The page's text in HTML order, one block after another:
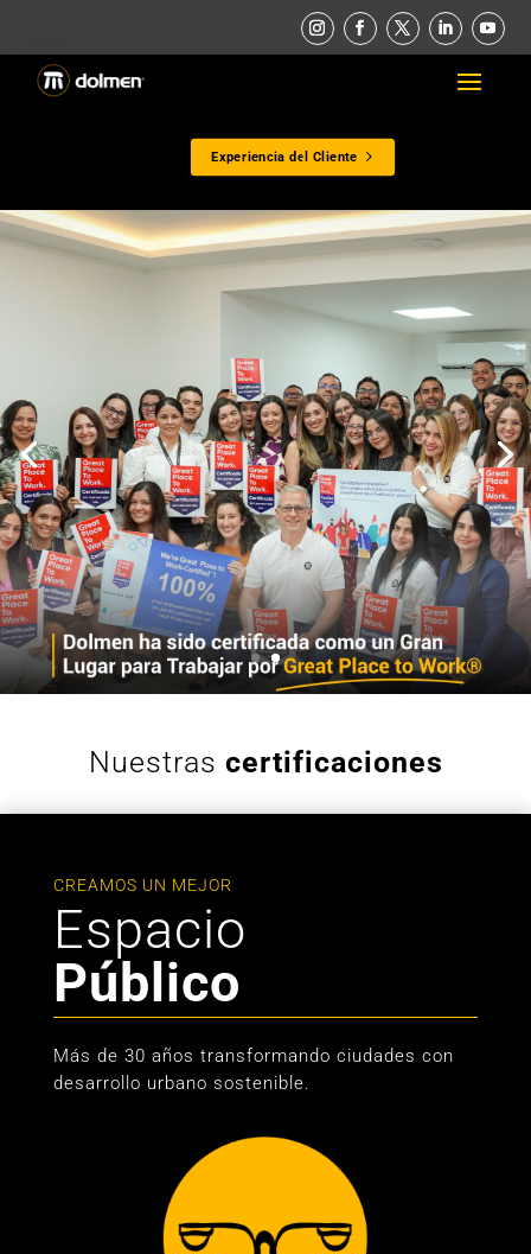
Experiencia del Cliente
Nuestras certificaciones
CREAMOS UN MEJOR
Espacio
Público
Más de 30 años transformando ciudades con
desarrollo urbano sostenible.